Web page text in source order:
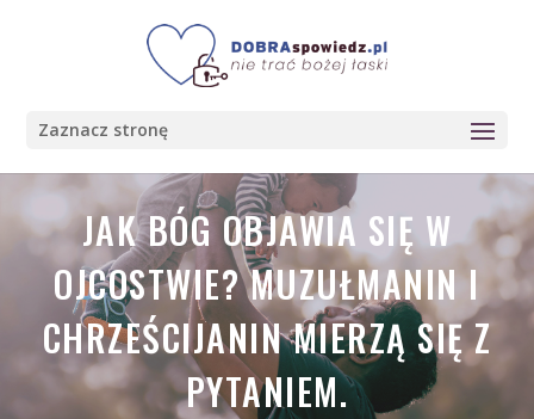
Zaznacz stronę
JAK BÓG OBJAWIA SIĘ W
OJCOSTWIE? MUZUŁMANIN I
CHRZEŚCIJANIN MIERZĄ SIĘ Z
PYTANIEM.